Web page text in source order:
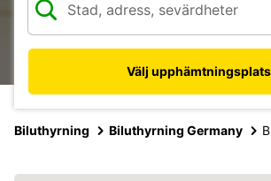
Välj upphämtningsplats
Biluthyrning Biluthyrning Germany